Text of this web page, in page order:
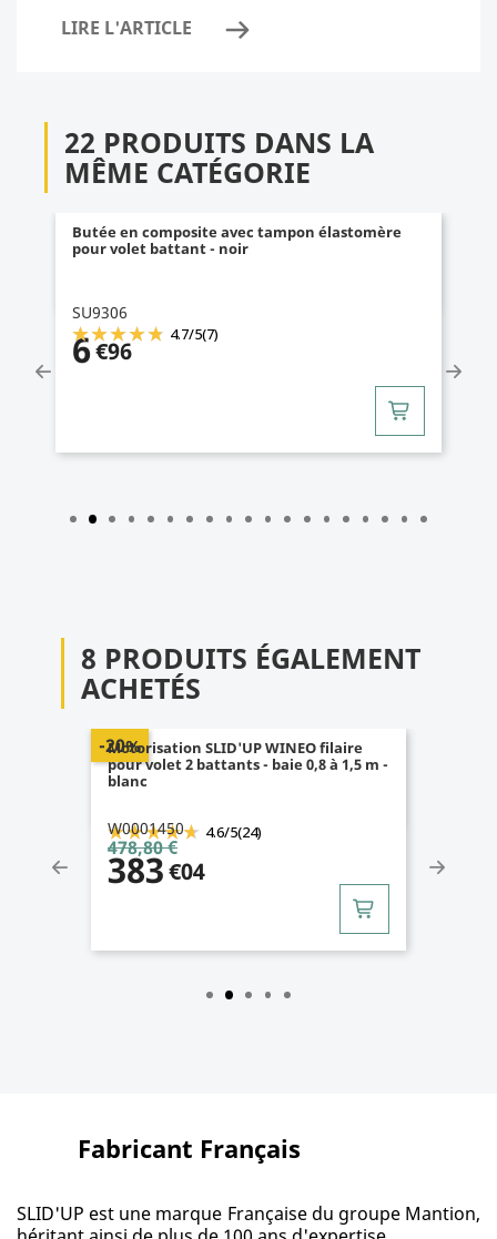
LIRE L'ARTICLE
22 PRODUITS DANS LA
MÊME CATÉGORIE
Butée en composite avec tampon élastomère
pour volet battant - noir
SU9306
4.7/5(7)
6€96
8 PRODUITS ÉGALEMENT
ACHETÉS
Motorisation SLID'UP WINEO filaire
pour volet 2 battants - baie 0,8 à 1,5 m -
blanc
W0001450 4.6/5(24)
383€04
478,80 €
-20%
Fabricant Français
SLID'UP est une marque Française du groupe Mantion,